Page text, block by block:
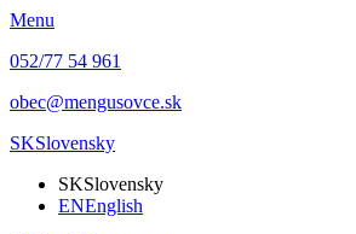
Menu
052/77 54 961
obec@mengusovce.sk
SKSlovensky
SKSlovensky
ENEnglish